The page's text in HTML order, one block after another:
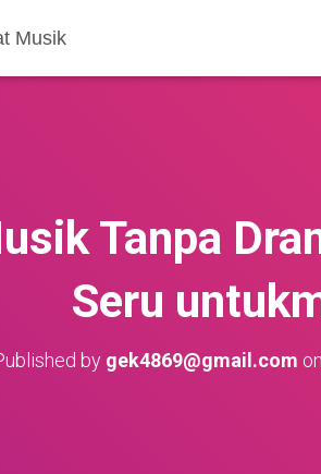
Musik
Tanpa
Seru
by gek4869@gmail.com on